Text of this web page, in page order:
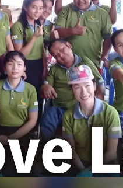
チャレンジ